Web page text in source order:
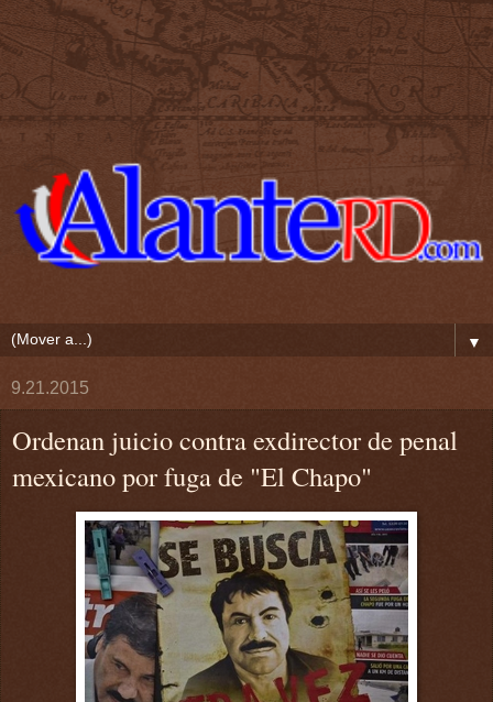
▼
9.21.2015
Ordenan juicio contra exdirector de penal
mexicano por fuga de "El Chapo"